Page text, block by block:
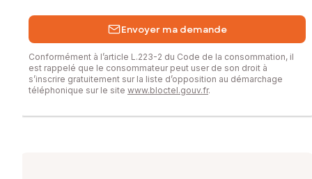
0629695291, E-mail : olivier.lecuyer@safti.fr - EI - Agent
commercial immatriculé au RSAC de DOUAI sous le numéro
818 392 466
Envoyer ma demande
Conformément à l’article L.223-2 du Code de la consommation, il
est rappelé que le consommateur peut user de son droit à
s’inscrire gratuitement sur la liste d’opposition au démarchage
téléphonique sur le site www.bloctel.gouv.fr.